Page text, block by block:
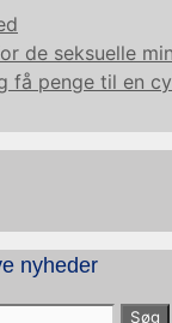
de seksuelle
få penge til en
nyheder